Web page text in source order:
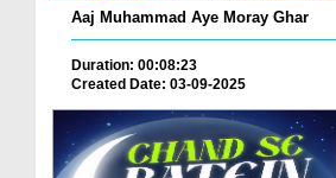
Aaj Muhammad Aye Moray Ghar
Duration: 00:08:23
Created Date: 03-09-2025